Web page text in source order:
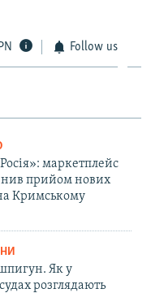
Follow us
маркетплейс
прийом нових
Кримському
Як у
розглядають